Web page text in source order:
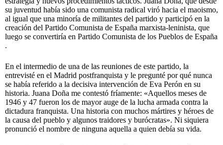
su juventud había sido una comunista radical viró hacia el maoismo,
al igual que una minoría de militantes del partido y participó en la
creación del Partido Comunista de España marxista-leninista, que
luego se convertiría en Partido Comunista de los Pueblos de España
.
En el intermedio de una de las reuniones de este partido, la
entrevisté en el Madrid postfranquista y le pregunté por qué nunca
se había referido a la decisiva intervención de Eva Perón en su
historia. Juana Doña me contestó fríamente: «Aquellos meses de
1946 y 47 fueron los de mayor auge de la lucha armada contra la
dictadura franquista. Una historia con muchos mártires y héroes de
la causa del pueblo y algunos traidores y burócratas». Ni siquiera
pronunció el nombre de ninguna aquella a quien debía su vida.